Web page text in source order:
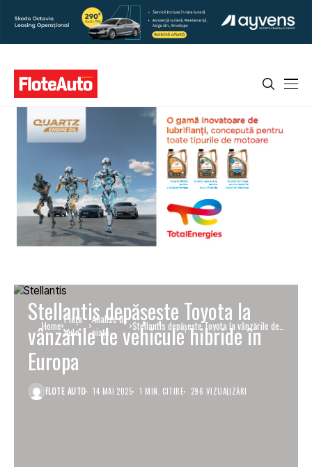
Home Piaţa
auto
Analize de
piață
Stellantis depășește Toyota la vânzările de
vehicule hibride în Europa
Stellantis depășește Toyota la
vânzările de vehicule hibride în
Europa
FLOTE AUTO 14 MAI 2025 1 MIN. CITIRE 296 VIZUALIZĂRI